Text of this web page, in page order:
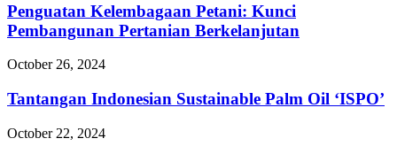
Penguatan Kelembagaan Petani: Kunci
Pembangunan Pertanian Berkelanjutan
October 26, 2024
Tantangan Indonesian Sustainable Palm Oil ‘ISPO’
October 22, 2024